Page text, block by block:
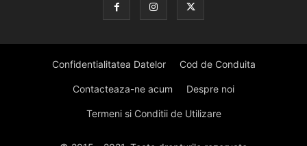
Confidentialitatea Datelor Cod de Conduita
Contacteaza-ne acum Despre noi
Termeni si Conditii de Utilizare